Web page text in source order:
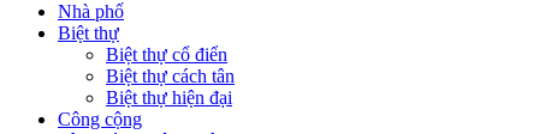
Nhà phố
Biệt thự
Biệt thự cổ điển
Biệt thự cách tân
Biệt thự hiện đại
Công cộng